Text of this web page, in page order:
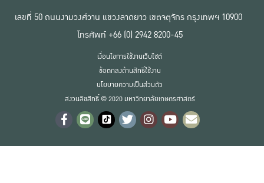
เลขที่ 50 ถนนงามวงศ์วาน แขวงลาดยาว เขตจตุจักร กรุงเทพฯ 10900
โทรศัพท์ +66 (0) 2942 8200-45
สงวนลิขสิทธิ์ © 2020 มหาวิทยาลัยเกษตรศาสตร์
เงื่อนไขการใช้งานเว็บไซต์
ข้อตกลงด้านสิทธิ์ใช้งาน
นโยบายความเป็นส่วนตัว